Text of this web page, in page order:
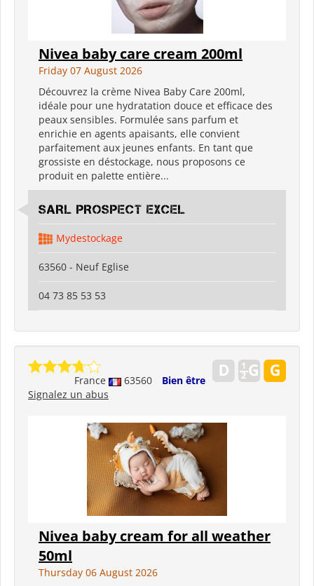
Nivea baby care cream 200ml
Friday 07 August 2026
Découvrez la crème Nivea Baby Care 200ml,
idéale pour une hydratation douce et efficace des
peaux sensibles. Formulée sans parfum et
enrichie en agents apaisants, elle convient
parfaitement aux jeunes enfants. En tant que
grossiste en déstockage, nous proposons ce
produit en palette entière...
SARL PROSPECT EXCEL
Mydestockage
63560 - Neuf Eglise
04 73 85 53 53
France 63560
Bien être
Signalez un abus
Nivea baby cream for all weather
50ml
Thursday 06 August 2026